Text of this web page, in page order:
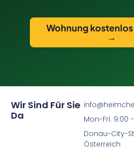
Wohnung
→
Wir Sind Für Sie
Da
Mon-Fri: 9:00 -
Donau-City-
Österreich